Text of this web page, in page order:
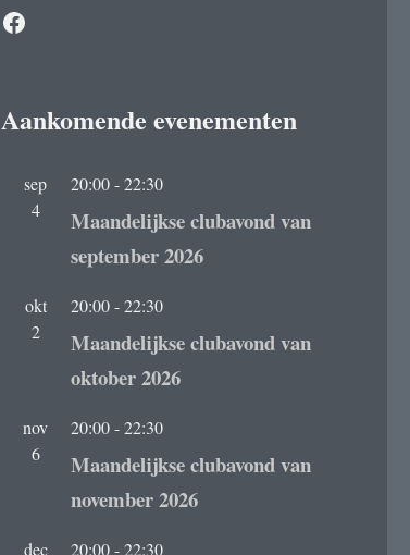
Facebook
Aankomende evenementen
sep
4
20:00-22:30
Maandelijkse clubavond van
september 2026
okt
2
20:00-22:30
Maandelijkse clubavond van
oktober 2026
nov
6
20:00-22:30
Maandelijkse clubavond van
november 2026
dec 20:00-22:30